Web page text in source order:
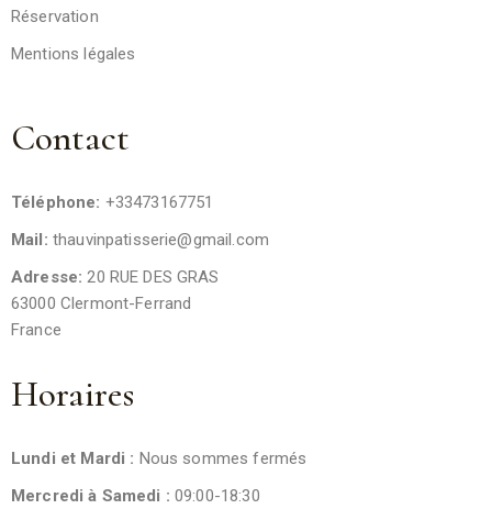
Réservation
Mentions légales
Contact
Téléphone: +33473167751
Mail: thauvinpatisserie@gmail.com
Adresse:20 RUE DES GRAS
63000 Clermont-Ferrand
France
Horaires
Lundi et Mardi : Nous sommes fermés
Mercredi à Samedi : 09:00-18:30